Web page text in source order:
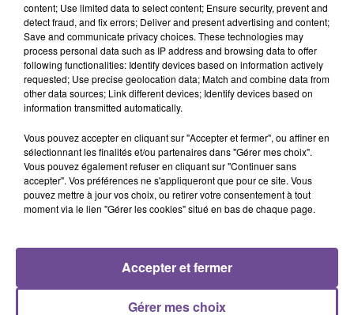
(H/F). Vos missions : maintien de la propreté et de l'hygiène
des locaux administratifs et commerciaux. Effectuer le
nettoyage régulier des zones désignées, y compris les
bureaux, les salles de réunion, et les espaces communs.
Aspirer, balayer, laver, essuyer, dépoussiérer et désinfecter les
surfaces conformément aux normes de propreté établies.
Référence de l’offre Pôle Emploi : 163ZWGQ
RADIO ACTUS
content; Use limited data to select content; Ensure security, prevent and
detect fraud, and fix errors; Deliver and present advertising and content;
Save and communicate privacy choices. These technologies may
process personal data such as IP address and browsing data to offer
following functionalities: Identify devices based on information actively
requested; Use precise geolocation data; Match and combine data from
other data sources; Link different devices; Identify devices based on
information transmitted automatically.
Vous pouvez accepter en cliquant sur "Accepter et fermer", ou affiner en
sélectionnant les finalités et/ou partenaires dans "Gérer mes choix".
Vous pouvez également refuser en cliquant sur "Continuer sans
accepter". Vos préférences ne s'appliqueront que pour ce site. Vous
pouvez mettre à jour vos choix, ou retirer votre consentement à tout
moment via le lien "Gérer les cookies" situé en bas de chaque page.
Gérer mes choix
Accepter et fermer